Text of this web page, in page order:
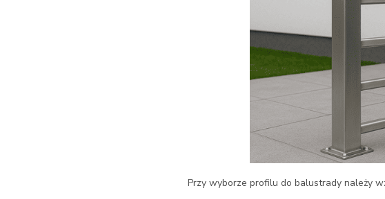
Przy wyborze profilu do balustrady należy